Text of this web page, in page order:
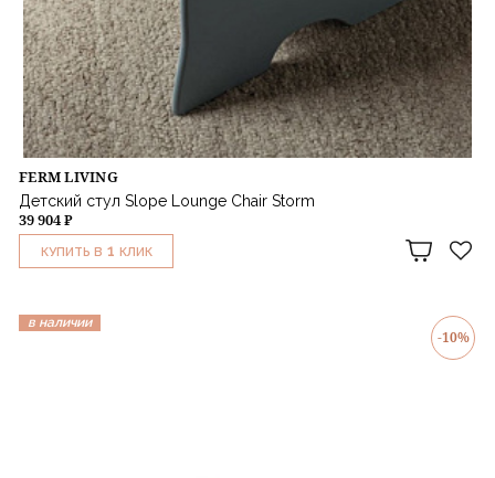
FERM LIVING
Детский стул Slope Lounge Chair Storm
39 904 ₽
КУПИТЬ В 1 КЛИК
в наличии
-10%